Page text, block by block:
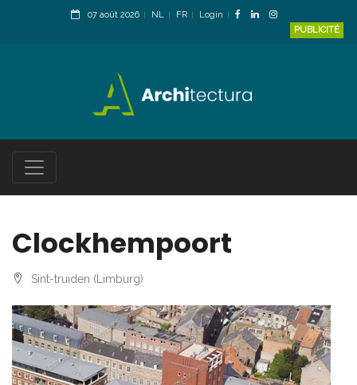
07 août 2026 NL FR
Login
PUBLICITÉ
Clockhempoort
Sint-truiden (Limburg)